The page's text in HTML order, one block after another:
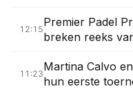
12:15
Premier Padel
breken reeks
11:23
Martina Calvo
hun eerste